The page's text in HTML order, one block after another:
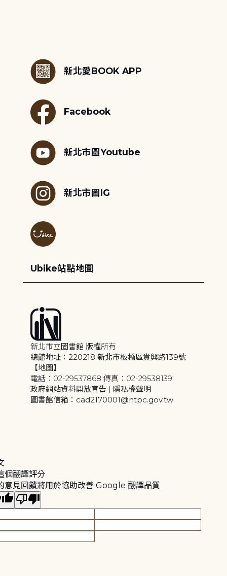
新北愛BOOK APP
Facebook
新北市圖Youtube
新北市圖IG
Ubike站點地圖
新北市立圖書館 版權所有
總館地址：220218 新北市板橋區貴興路139號
【地圖】
電話：02-29537868 傳真：02-29538139
政府網站資料開放宣告 | 隱私權聲明
圖書館信箱：cad2170001@ntpc.gov.tw
個翻譯評分
意見回饋將用於協助改善 Google 翻譯品質